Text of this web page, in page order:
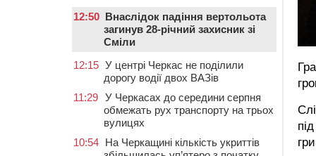
12:50 Внаслідок падіння вертольота
загинув 28-річний захисник зі
Сміли
12:15 У центрі Черкас не поділили
дорогу водії двох ВАЗів
11:29 У Черкасах до середини серпня
обмежать рух транспорту на трьох
вулицях
10:54 На Черкащині кількість укриттів